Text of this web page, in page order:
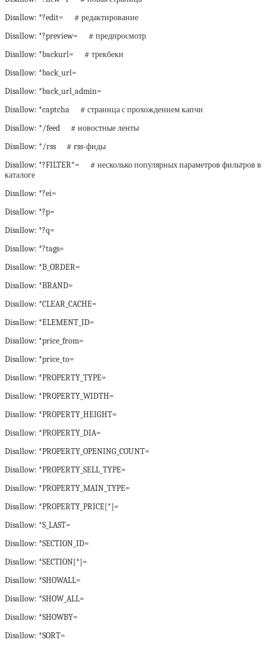
Disallow: *?edit= # редактирование
Disallow: *?preview= # предпросмотр
Disallow: *backurl= # трекбеки
Disallow: *back_url=
Disallow: *back_url_admin=
Disallow: *captcha # страница с прохождением капчи
Disallow: */feed # новостные ленты
Disallow: */rss # rss-фиды
Disallow: *?FILTER*= # несколько популярных параметров фильтров в
каталоге
Disallow: *?ei=
Disallow: *?p=
Disallow: *?q=
Disallow: *?tags=
Disallow: *B_ORDER=
Disallow: *BRAND=
Disallow: *CLEAR_CACHE=
Disallow: *ELEMENT_ID=
Disallow: *price_from=
Disallow: *price_to=
Disallow: *PROPERTY_TYPE=
Disallow: *PROPERTY_WIDTH=
Disallow: *PROPERTY_HEIGHT=
Disallow: *PROPERTY_DIA=
Disallow: *PROPERTY_OPENING_COUNT=
Disallow: *PROPERTY_SELL_TYPE=
Disallow: *PROPERTY_MAIN_TYPE=
Disallow: *PROPERTY_PRICE[*]=
Disallow: *S_LAST=
Disallow: *SECTION_ID=
Disallow: *SECTION[*]=
Disallow: *SHOWALL=
Disallow: *SHOW_ALL=
Disallow: *SHOWBY=
Disallow: *SORT=